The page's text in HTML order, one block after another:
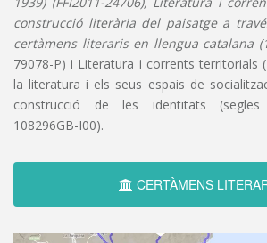
construcció literària del paisatge a
certàmens literaris en llengua catalana
79078-P) i Literatura i corrents territorials
la literatura i els seus espais de
construcció de les identitats (segles
108296GB-I00).
CERTÀMENS